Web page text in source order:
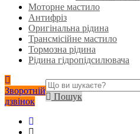
Моторне мастило
Антифріз
Оригінальна рідина
Трансмісійне мастило
Тормозна рідина
Рідина гідропідсилювача
Зворотній
дзвінок
Пошук